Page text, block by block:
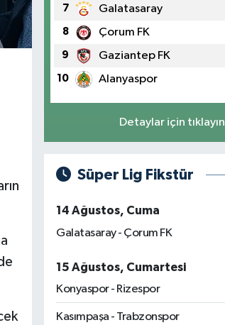
7 Galatasaray
8 Çorum FK
9 Gaziantep FK
10 Alanyaspor
Detaylar için tıklayın
Süper Lig Fikstür
14 Ağustos, Cuma
Galatasaray - Çorum FK
15 Ağustos, Cumartesi
Konyaspor - Rizespor
Kasımpaşa - Trabzonspor